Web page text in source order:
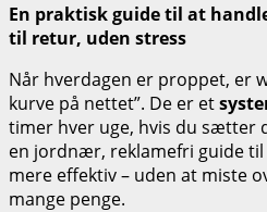
En praktisk guide til at
til retur, uden stress
Når hverdagen er proppet, er
kurve på nettet”. De er et
timer hver uge, hvis du sætter
en jordnær, reklamefri guide
mere effektiv – uden at miste
mange penge.